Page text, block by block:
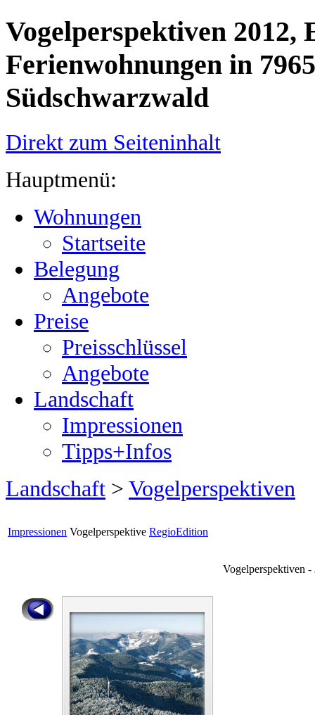
Vogelperspektiven 2012,
Ferienwohnungen in
Südschwarzwald
Direkt zum Seiteninhalt
Hauptmenü:
Wohnungen
Startseite
Belegung
Angebote
Preise
Preisschlüssel
Angebote
Landschaft
Impressionen
Tipps+Infos
Landschaft > Vogelperspektiven
Impressionen Vogelperspektive RegioEdition
Vogelperspektiven -